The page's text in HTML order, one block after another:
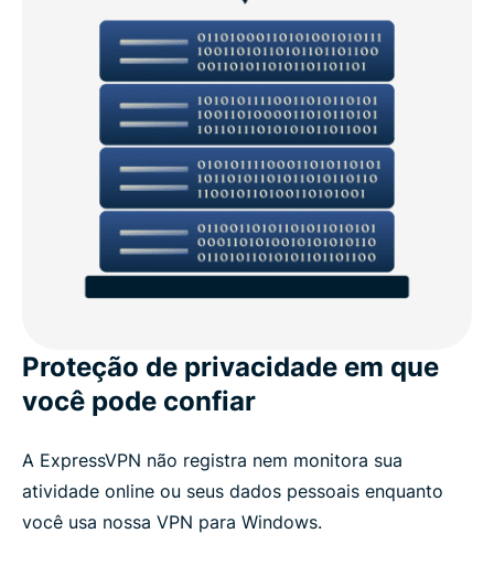
Proteção de privacidade em que
você pode confiar
A ExpressVPN não registra nem monitora sua
atividade online ou seus dados pessoais enquanto
você usa nossa VPN para Windows.